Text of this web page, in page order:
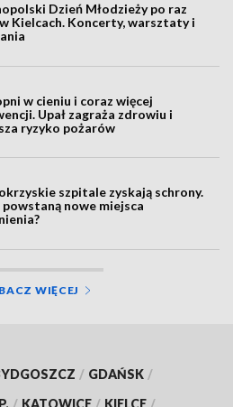
Dzień Młodzieży po raz
Kielcach. Koncerty, warsztaty i
w cieniu i coraz więcej
Upał zagraża zdrowiu i
ryzyko pożarów
szpitale zyskają schrony.
powstaną nowe miejsca
WIĘCEJ
/ GDAŃSK /
/ KATOWICE / KIELCE /